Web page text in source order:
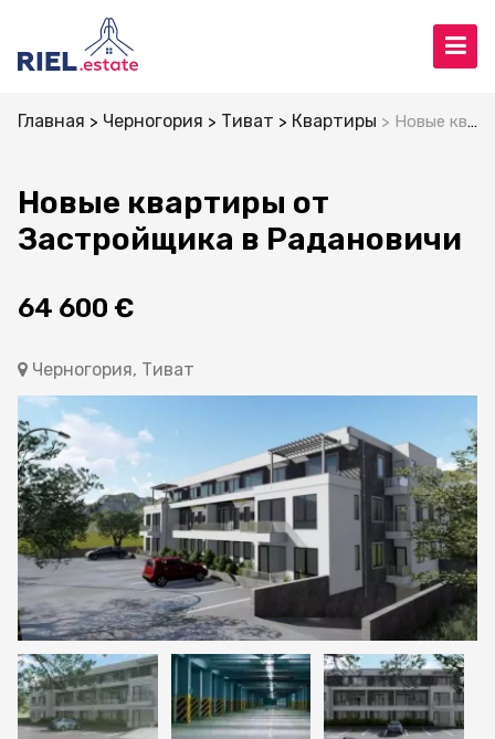
Главная Черногория Тиват Квартиры Новые квартиры от Застройщика в Радановичи
Новые квартиры от
Застройщика в Радановичи
64 600 €
Черногория, Тиват